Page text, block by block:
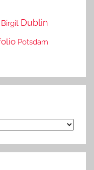
Birgit Dublin
Potsdam